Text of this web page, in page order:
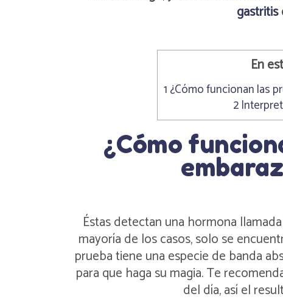
gastritis
En
1¿Cómo funcionan las
2
¿Cómo
Éstas detectan una hormona llamada
mayoría de los casos, solo se
prueba tiene una especie de banda
para que haga su magia. Te
del día, así el